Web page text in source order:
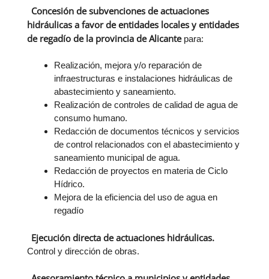
Concesión de subvenciones de actuaciones
hidráulicas a favor de entidades locales y entidades
de regadío de la provincia de Alicante para:
Realización, mejora y/o reparación de
infraestructuras e instalaciones hidráulicas de
abastecimiento y saneamiento.
Realización de controles de calidad de agua de
consumo humano.
Redacción de documentos técnicos y servicios
de control relacionados con el abastecimiento y
saneamiento municipal de agua.
Redacción de proyectos en materia de Ciclo
Hídrico.
Mejora de la eficiencia del uso de agua en
regadío
Ejecución directa de actuaciones hidráulicas.
Control y dirección de obras.